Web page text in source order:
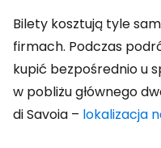
Bilety kosztują tyle
firmach. Podczas
kupić bezpośrednio u
w pobliżu głównego
di Savoia – lokalizacja